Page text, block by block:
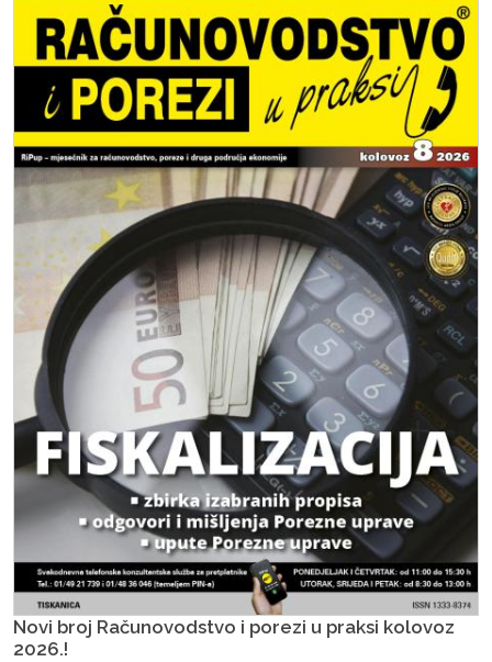
Novi broj Računovodstvo i porezi u praksi kolovoz
2026.!